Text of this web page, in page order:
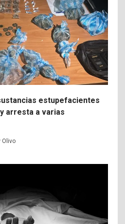
estupefacientes
arresta a varias
Olivo